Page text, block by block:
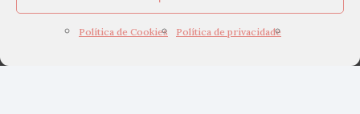
Política de Cookies Política de privacidade